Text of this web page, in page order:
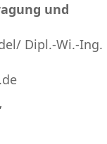
und
Dipl.-Wi.-Ing.
,